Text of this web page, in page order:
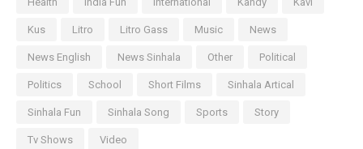
Kus Litro Litro Gass Music News
News English News Sinhala Other Political
Politics School Short Films Sinhala Artical
Sinhala Fun Sinhala Song Sports Story
Tv Shows Video